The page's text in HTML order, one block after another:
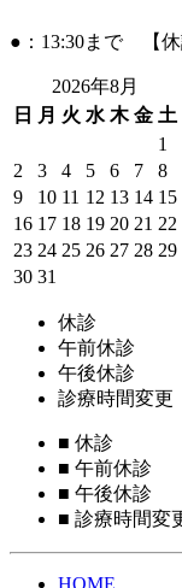
●：13:30まで 【休
2026年8月
日
月 火 水 木 金 土
1
2
3 4 5 6 7
8
9
10 11 12 13 14 15
16 17 18 19 20 21 22
23 24 25 26 27 28 29
30 31
休診
午前休診
午後休診
診療時間変更
■ 休診
■ 午前休診
■ 午後休診
■ 診療時間変